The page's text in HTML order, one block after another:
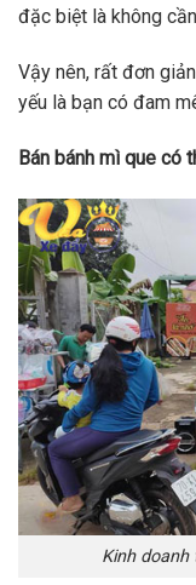
đặc biệt là không
Vậy nên, rất đơn
yếu là bạn có đam
Bán bánh mì que có
Kinh doanh